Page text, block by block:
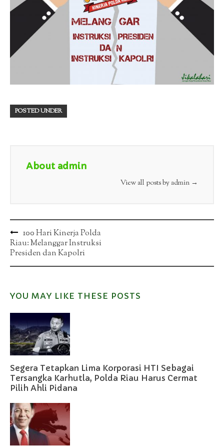
POSTED UNDER
About admin
View all posts by admin →
Post
navigation
100 Hari Kinerja Polda
Riau: Melanggar Instruksi
Presiden dan Kapolri
YOU MAY LIKE THESE POSTS
Segera Tetapkan Lima Korporasi HTI Sebagai
Tersangka Karhutla, Polda Riau Harus Cermat
Pilih Ahli Pidana